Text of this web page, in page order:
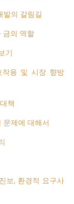
발의 갈림길
금의 역할
기
작용 및 시장 향방
책
문제에 대해서
보, 환경적 요구사